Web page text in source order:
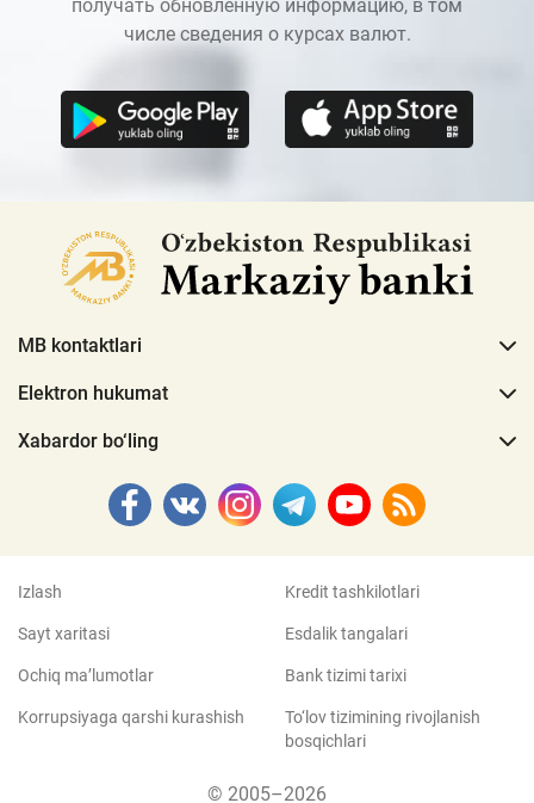
получать обновленную информацию, в том
числе сведения о курсах валют.
MB kontaktlari
Elektron hukumat
Xabardor bo‘ling
Izlash
Sayt xaritasi
Ochiq ma’lumotlar
Korrupsiyaga qarshi kurashish
Kredit tashkilotlari
Esdalik tangalari
Bank tizimi tarixi
To‘lov tizimining rivojlanish
bosqichlari
© 2005–2026